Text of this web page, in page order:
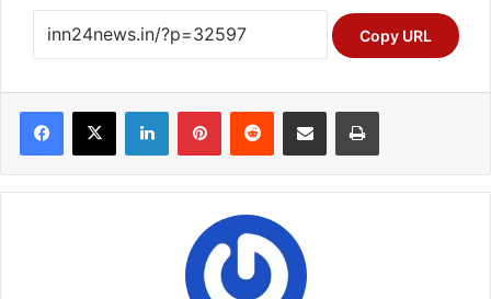
Copy URL
Facebook
X LinkedInPinterestReddit Share via Email Print